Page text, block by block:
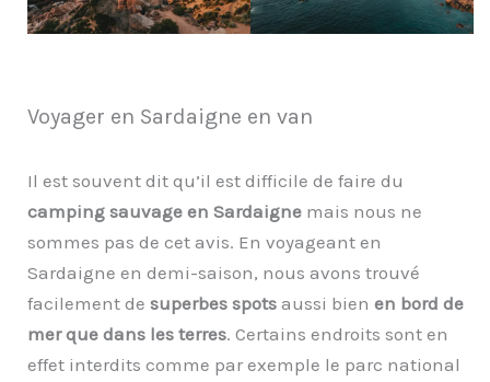
Voyager en Sardaigne en van
Il est souvent dit qu’il est difficile de faire du
camping sauvage en Sardaigne mais nous ne
sommes pas de cet avis. En voyageant en
Sardaigne en demi-saison, nous avons trouvé
facilement de superbes spots aussi bien en bord de
mer que dans les terres. Certains endroits sont en
effet interdits comme par exemple le parc national